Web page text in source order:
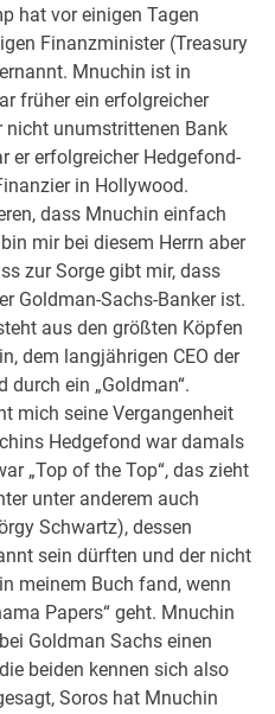
hat vor einigen Tagen
Finanzminister (Treasury
Mnuchin ist in
früher ein erfolgreicher
nicht unumstrittenen Bank
er erfolgreicher Hedgefond-
in Hollywood.
dass Mnuchin einfach
mir bei diesem Herrn aber
zur Sorge gibt mir, dass
Goldman-Sachs-Banker ist.
aus den größten Köpfen
dem langjährigen CEO der
durch ein „Goldman“.
mich seine Vergangenheit
Hedgefond war damals
„Top of the Top“, das zieht
unter anderem auch
Schwartz), dessen
sein dürften und der nicht
meinem Buch fand, wenn
Papers“ geht. Mnuchin
Goldman Sachs einen
beiden kennen sich also
Soros hat Mnuchin